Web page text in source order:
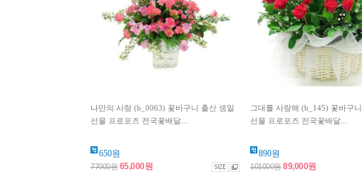
나만의 사랑 (b_0063) 꽃바구니 출산 생일
선물 프로포즈 전국꽃배달...
650원
77000원 65,000원
그대를 사랑해 (b_145) 꽃바구
선물 프로포즈 전국꽃배달...
890원
101000원89,000원